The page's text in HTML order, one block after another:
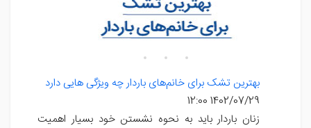
بهترین تشک برای خانم‌های باردار چه ویژگی هایی دارد
1402/07/29 12:00
زنان باردار باید به نحوه نشستن خود بسیار اهمیت